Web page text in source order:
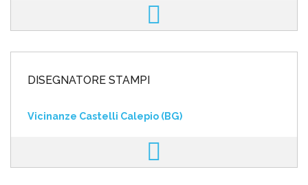
DISEGNATORE STAMPI
Vicinanze Castelli Calepio (BG)